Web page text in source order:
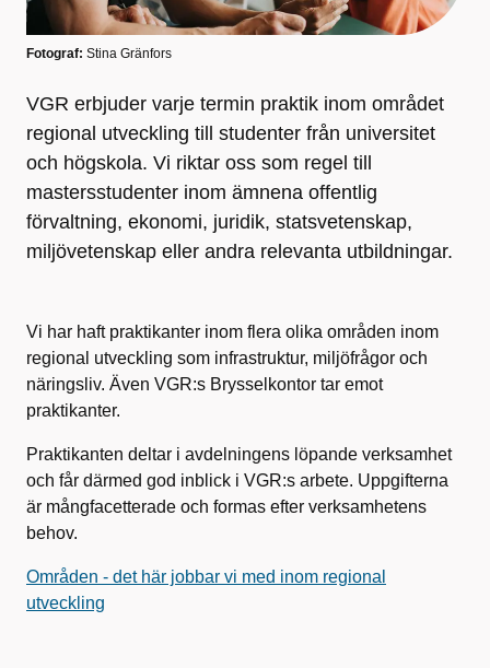
Fotograf: Stina Gränfors
VGR erbjuder varje termin praktik inom området
regional utveckling till studenter från universitet
och högskola. Vi riktar oss som regel till
mastersstudenter inom ämnena offentlig
förvaltning, ekonomi, juridik, statsvetenskap,
miljövetenskap eller andra relevanta utbildningar.
Vi har haft praktikanter inom flera olika områden inom
regional utveckling som infrastruktur, miljöfrågor och
näringsliv. Även VGR:s Brysselkontor tar emot
praktikanter.
Praktikanten deltar i avdelningens löpande verksamhet
och får därmed god inblick i VGR:s arbete. Uppgifterna
är mångfacetterade och formas efter verksamhetens
behov.
Områden - det här jobbar vi med inom regional
utveckling